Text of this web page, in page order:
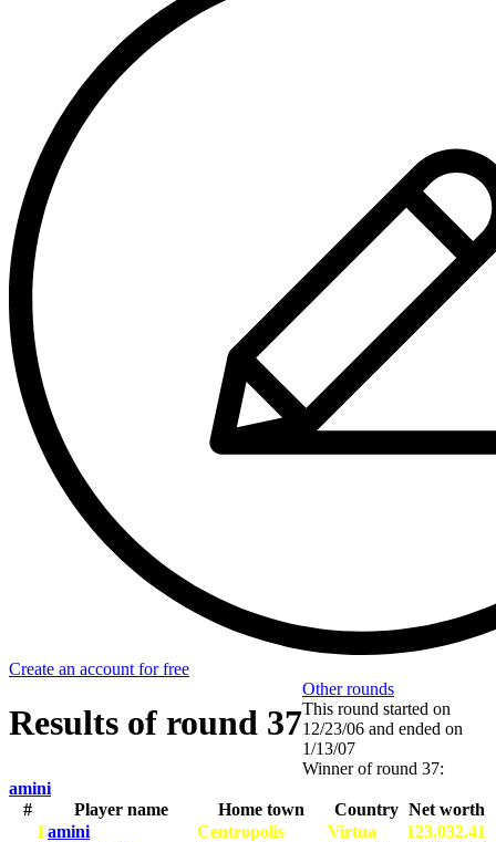
Create an account for free
Results of round 37
Other rounds
This round started on
12/23/06 and ended on
1/13/07
Winner of round 37:
amini
#
Player name Home town Country Net worth
1 amini Centropolis Virtua
123,032.41